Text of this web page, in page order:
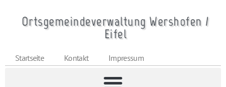
Ortsgemeindeverwaltung Wershofen /
Eifel
Startseite Kontakt Impressum